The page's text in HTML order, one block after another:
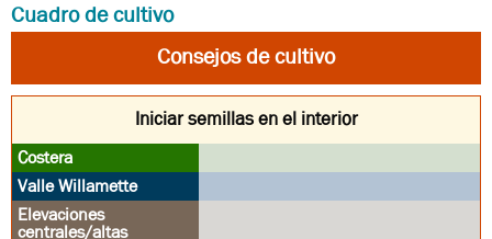
Cuadro de cultivo
Consejos de cultivo
cultivo
Costera Valle
Willamette
Elevaciones
centrales/altas
Iniciar semillas en el interior